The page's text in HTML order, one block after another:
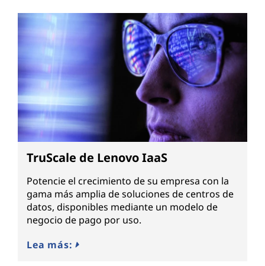
TruScale de Lenovo IaaS
Potencie el crecimiento de su empresa con la
gama más amplia de soluciones de centros de
datos, disponibles mediante un modelo de
negocio de pago por uso.
Lea más: